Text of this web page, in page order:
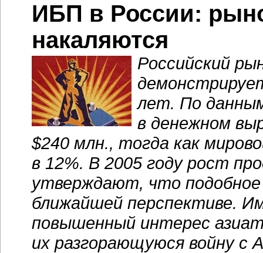
ИБП в России:
накаляются
Российский
лет. По
в денежном
$240 млн., тогда как
в 12%. В 2005 году рост
утверждают, что подобное
ближайшей перспективе.
повышенный интерес
их разгорающуюся войну с